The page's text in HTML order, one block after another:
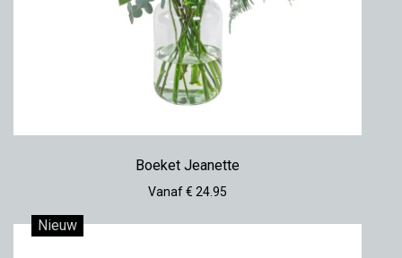
Boeket Jeanette
Vanaf € 24.95
Nieuw